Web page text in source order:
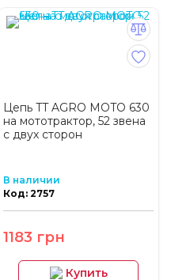
Цепь TT AGRO MOTO 630
на мототрактор, 52 звена
с двух сторон
В наличии
Код: 2757
1183 грн
Купить